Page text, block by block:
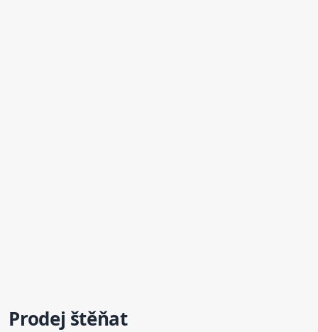
Prodej štěňat